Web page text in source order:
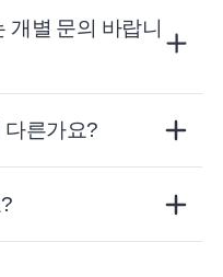
불 가능)
)
정기권 1개월치 할인금액
개별 문의 바랍니
다른가요?
가용 인프라, 주차 공간 제